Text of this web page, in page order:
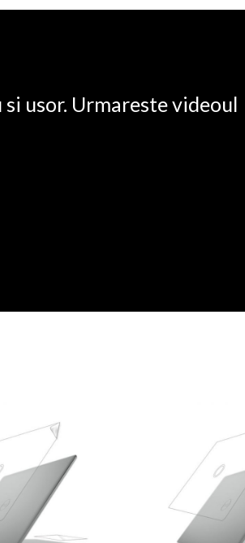
usor. Urmareste videoul